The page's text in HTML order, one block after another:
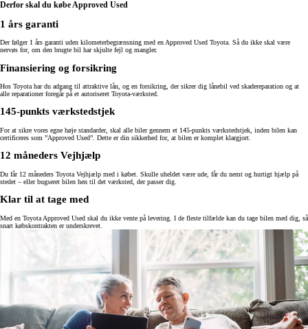
Derfor skal du købe Approved Used
1 års garanti
Der følger 1 års garanti uden kilometerbegrænsning med en Approved Used Toyota. Så du ikke skal være
nervøs for, om den brugte bil har skjulte fejl og mangler.
Finansiering og forsikring
Hos Toyota har du adgang til attraktive lån, og en forsikring, der sikrer dig lånebil ved skadereparation og at
alle reparationer foregår på et autoriseret Toyota-værksted.
145-punkts værkstedstjek
For at sikre vores egne høje standarder, skal alle biler gennem et 145-punkts værkstedstjek, inden bilen kan
certificeres som ”Approved Used”. Dette er din sikkerhed for, at bilen er komplet klargjort.
12 måneders Vejhjælp
Du får 12 måneders Toyota Vejhjælp med i købet. Skulle uheldet være ude, får du nemt og hurtigt hjælp på
stedet – eller bugseret bilen hen til det værksted, der passer dig.
Klar til at tage med
Med en Toyota Approved Used skal du ikke vente på levering. I de fleste tilfælde kan du tage bilen med dig, så
snart købskontrakten er underskrevet.